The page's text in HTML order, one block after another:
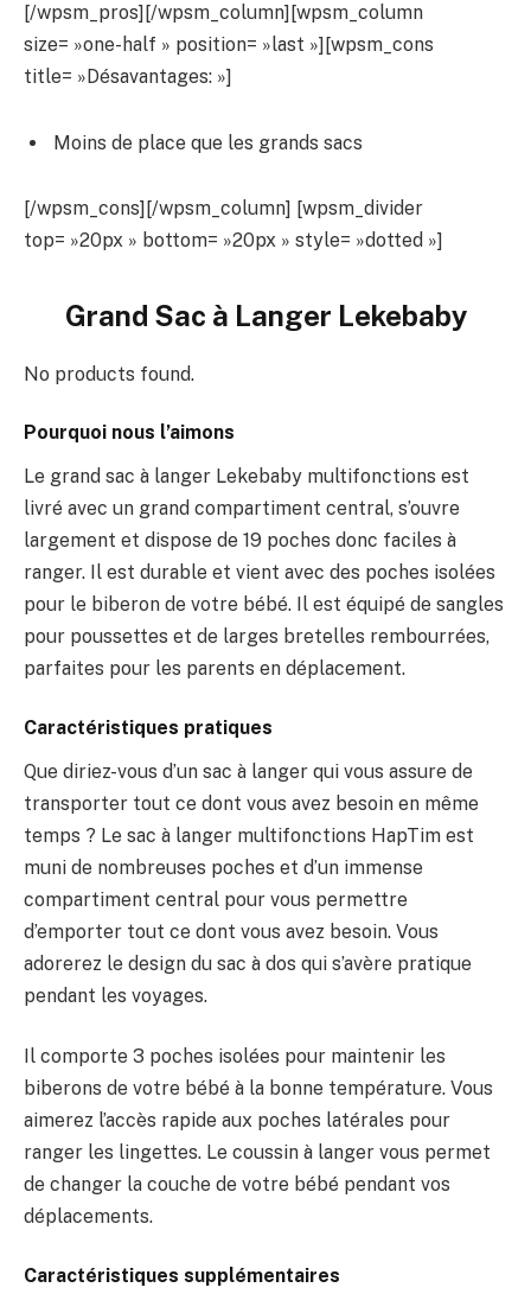
[/wpsm_pros][/wpsm_column][wpsm_column
size= »one-half » position= »last »][wpsm_cons
title= »Désavantages: »]
Moins de place que les grands sacs
[/wpsm_cons][/wpsm_column] [wpsm_divider
top= »20px » bottom= »20px » style= »dotted »]
Grand Sac à Langer Lekebaby
No products found.
Pourquoi nous l’aimons
Le grand sac à langer Lekebaby multifonctions est
livré avec un grand compartiment central, s’ouvre
largement et dispose de 19 poches donc faciles à
ranger. Il est durable et vient avec des poches isolées
pour le biberon de votre bébé. Il est équipé de sangles
pour poussettes et de larges bretelles rembourrées,
parfaites pour les parents en déplacement.
Caractéristiques pratiques
Que diriez-vous d’un sac à langer qui vous assure de
transporter tout ce dont vous avez besoin en même
temps ? Le sac à langer multifonctions HapTim est
muni de nombreuses poches et d’un immense
compartiment central pour vous permettre
d’emporter tout ce dont vous avez besoin. Vous
adorerez le design du sac à dos qui s’avère pratique
pendant les voyages.
Il comporte 3 poches isolées pour maintenir les
biberons de votre bébé à la bonne température. Vous
aimerez l’accès rapide aux poches latérales pour
ranger les lingettes. Le coussin à langer vous permet
de changer la couche de votre bébé pendant vos
déplacements.
Caractéristiques supplémentaires